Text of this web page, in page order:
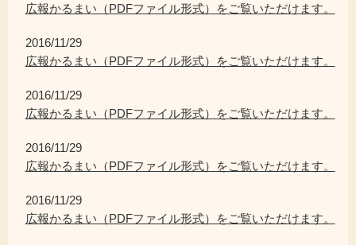
表
広報かるまい（PDFファイル形式）をご覧いただけます。
2016/11/29
広報かるまい（PDFファイル形式）をご覧いただけます。
2016/11/29
広報かるまい（PDFファイル形式）をご覧いただけます。
2016/11/29
広報かるまい（PDFファイル形式）をご覧いただけます。
2016/11/29
広報かるまい（PDFファイル形式）をご覧いただけます。